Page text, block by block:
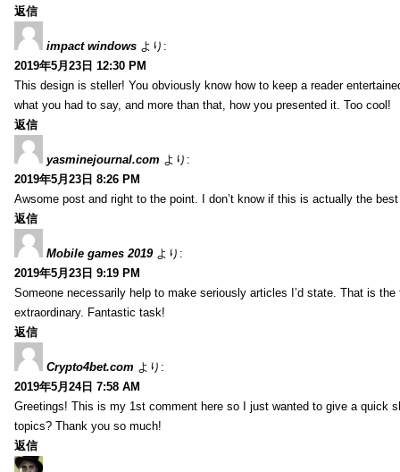
返信
impact windows より:
2019年5月23日 12:30 PM
This design is steller! You obviously know how to keep a reader
what you had to say, and more than that, how you presented it. Too cool!
返信
yasminejournal.com より:
2019年5月23日 8:26 PM
Awsome post and right to the point. I don’t know if this is actually the
返信
Mobile games 2019 より:
2019年5月23日 9:19 PM
Someone necessarily help to make seriously articles I’d state. That is
extraordinary. Fantastic task!
返信
Crypto4bet.com より:
2019年5月24日 7:58 AM
Greetings! This is my 1st comment here so I just wanted to give a quick
topics? Thank you so much!
返信